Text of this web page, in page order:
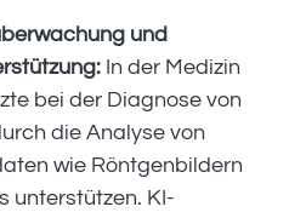
und
In der Medizin
bei der Diagnose von
die Analyse von
wie Röntgenbildern
unterstützen. KI-